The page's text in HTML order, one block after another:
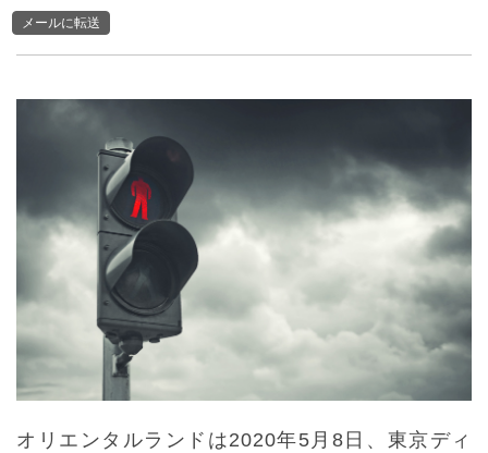
メールに転送
オリエンタルランドは2020年5月8日、東京ディ